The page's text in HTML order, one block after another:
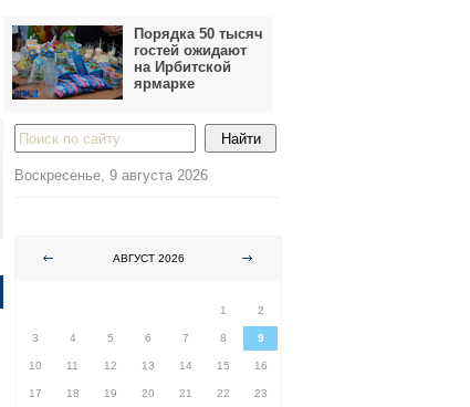
Порядка 50 тысяч
гостей ожидают
на Ирбитской
ярмарке
Воскресенье, 9 августа 2026
АВГУСТ 2026
1
2
3 4 5 6 7 8 9
10 11 12 13 14 15 16
17 18 19 20 21 22 23